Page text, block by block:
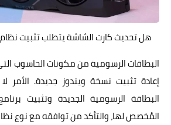
هل تحديث كارت الشاشة يتطلب تثبيت
البطاقات الرسومية من مكونات الحاسوب
إعادة تثبيت نسخة ويندوز جديدة.
البطاقة الرسومية الجديدة وتثبيت
المُخصص لها، والتأكد من توافقه مع نوع